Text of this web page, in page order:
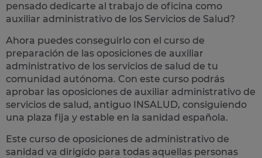
pensado dedicarte al trabajo de oficina como
auxiliar administrativo de los Servicios de Salud?
Ahora puedes conseguirlo con el curso de
preparación de las oposiciones de auxiliar
administrativo de los servicios de salud de tu
comunidad autónoma. Con este curso podrás
aprobar las oposiciones de auxiliar administrativo de
servicios de salud, antiguo INSALUD, consiguiendo
una plaza fija y estable en la sanidad española.
Este curso de oposiciones de administrativo de
sanidad va dirigido para todas aquellas personas